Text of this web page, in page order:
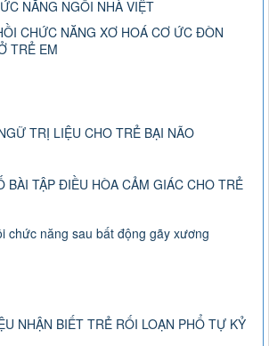
NĂNG NGÔI NHÀ VIỆT
CHỨC NĂNG XƠ HOÁ CƠ ỨC ĐÒN
TRẺ EM
TRỊ LIỆU CHO TRẺ BẠI NÃO
BÀI TẬP ĐIỀU HÒA CẢM GIÁC CHO TRẺ
chức năng sau bất động gãy xương
NHẬN BIẾT TRẺ RỐI LOẠN PHỔ TỰ KỶ